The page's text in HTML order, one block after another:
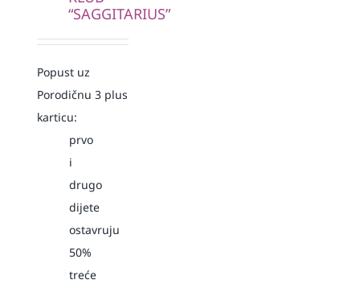
“SAGGITARIUS”
Popust uz
Porodičnu 3 plus
karticu:
prvo
i
drugo
dijete
ostavruju
50%
treće